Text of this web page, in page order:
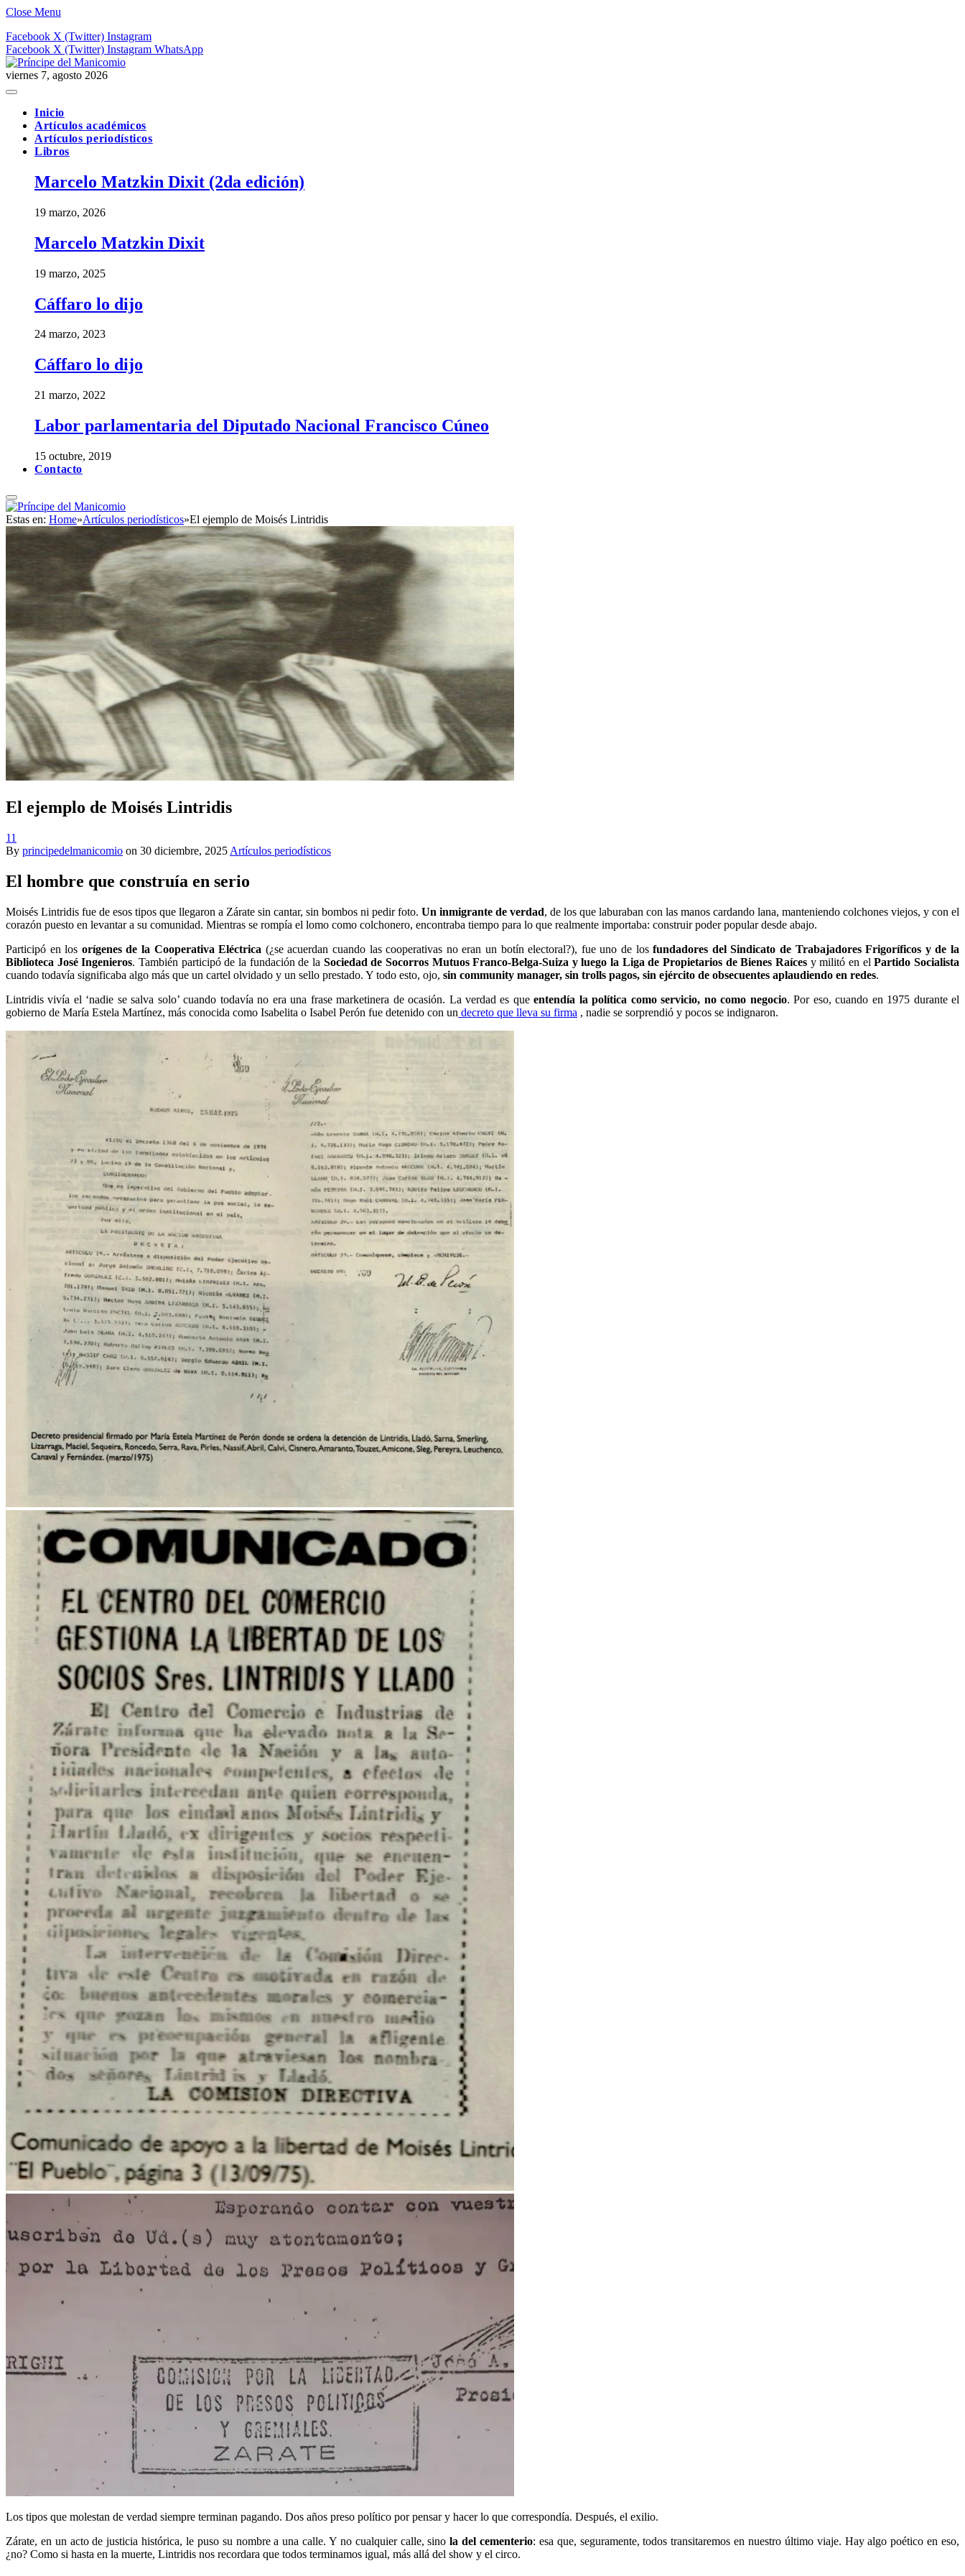
Close Menu
Facebook X (Twitter) Instagram
Facebook X (Twitter) Instagram WhatsApp
viernes 7, agosto 2026
Inicio
Artículos académicos
Artículos periodísticos
Libros
Marcelo Matzkin Dixit (2da edición)
19 marzo, 2026
Marcelo Matzkin Dixit
19 marzo, 2025
Cáffaro lo dijo
24 marzo, 2023
Cáffaro lo dijo
21 marzo, 2022
Labor parlamentaria del Diputado Nacional Francisco Cúneo
15 octubre, 2019
Contacto
Estas en: Home»Artículos periodísticos»El ejemplo de Moisés Lintridis
El ejemplo de Moisés Lintridis
11
By principedelmanicomio on 30 diciembre, 2025 Artículos periodísticos
El hombre que construía en serio
Moisés Lintridis fue de esos tipos que llegaron a Zárate sin cantar, sin bombos ni pedir foto. Un inmigrante de verdad, de los que laburaban con las manos cardando lana, manteniendo colchones viejos, y con el
corazón puesto en levantar a su comunidad. Mientras se rompía el lomo como colchonero, encontraba tiempo para lo que realmente importaba: construir poder popular desde abajo.
Participó en los orígenes de la Cooperativa Eléctrica (¿se acuerdan cuando las cooperativas no eran un botín electoral?), fue uno de losfundadores del Sindicato de Trabajadores Frigoríficos y de la
Biblioteca José Ingenieros. También participó de la fundación de la Sociedad de Socorros Mutuos Franco-Belga-Suiza y luego la Liga de Propietarios de Bienes Raíces y militó en elPartido Socialista
cuando todavía significaba algo más que un cartel olvidado y un sello prestado. Y todo esto, ojo, sin community manager, sin trolls pagos, sin ejército de obsecuentes aplaudiendo en redes.
Lintridis vivía el ‘nadie se salva solo’ cuando todavía no era una frase marketinera de ocasión. La verdad es queentendía la política como servicio, no como negocio. Por eso, cuando en 1975 durante el
gobierno de María Estela Martínez, más conocida como Isabelita o Isabel Perón fue detenido con un decreto que lleva su firma , nadie se sorprendió y pocos se indignaron.
Los tipos que molestan de verdad siempre terminan pagando. Dos años preso político por pensar y hacer lo que correspondía. Después, el exilio.
Zárate, en un acto de justicia histórica, le puso su nombre a una calle. Y no cualquier calle, sinola del cementerio: esa que, seguramente, todos transitaremos en nuestro último viaje. Hay algo poético en eso,
¿no? Como si hasta en la muerte, Lintridis nos recordara que todos terminamos igual, más allá del show y el circo.